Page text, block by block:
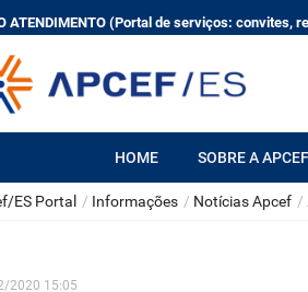
ATENDIMENTO (Portal de serviços: convites,
HOME SOBRE A APCEF
ES Portal / Informações / Notícias Apcef /
2020 15:05